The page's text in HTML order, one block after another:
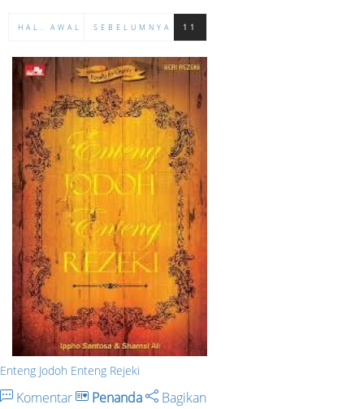
HAL. AWAL SEBELUMNYA 11
Enteng Jodoh Enteng Rejeki
Komentar Penanda Bagikan